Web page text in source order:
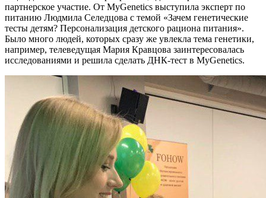
партнерское участие. От MyGenetics выступила эксперт по
питанию Людмила Селедцова с темой «Зачем генетические
тесты детям? Персонализация детского рациона питания».
Было много людей, которых сразу же увлекла тема генетики,
например, телеведущая Мария Кравцова заинтересовалась
исследованиями и решила сделать ДНК-тест в MyGenetics.